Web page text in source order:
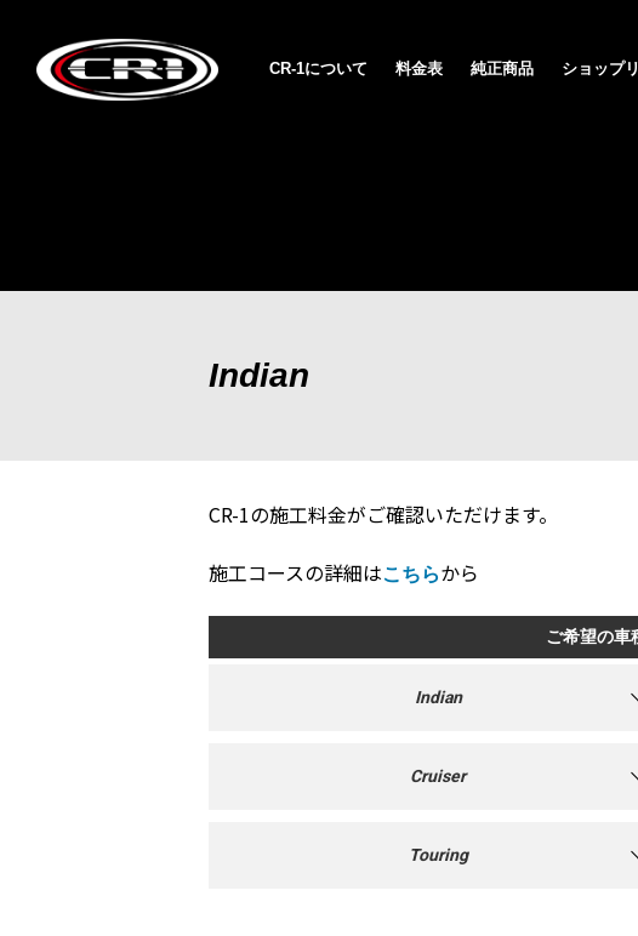
CR-1について 料金表 純正商品 ショップ
Indian
CR-1の施工料金がご確認いただけます。
施工コースの詳細はこちらから
ご希望の車
Indian
Cruiser
Touring